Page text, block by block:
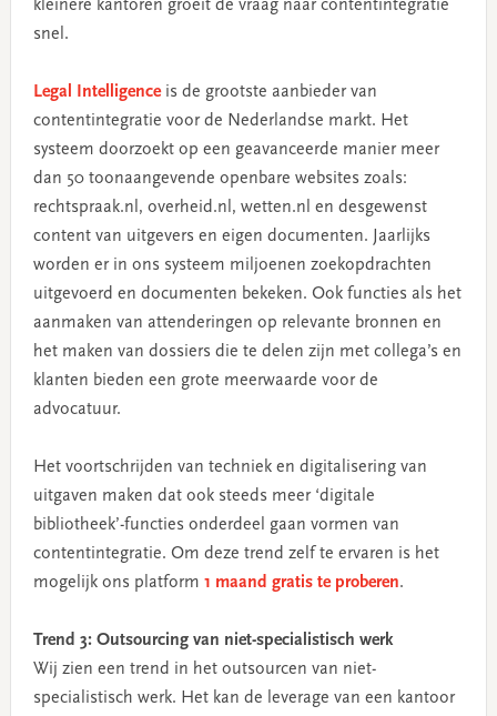
kleinere kantoren groeit de vraag naar contentintegratie
snel.
Legal Intelligenceis de grootste aanbieder van
contentintegratie voor de Nederlandse markt. Het
systeem doorzoekt op een geavanceerde manier meer
dan 50 toonaangevende openbare websites zoals:
rechtspraak.nl, overheid.nl, wetten.nl en desgewenst
content van uitgevers en eigen documenten. Jaarlijks
worden er in ons systeem miljoenen zoekopdrachten
uitgevoerd en documenten bekeken. Ook functies als het
aanmaken van attenderingen op relevante bronnen en
het maken van dossiers die te delen zijn met collega’s en
klanten bieden een grote meerwaarde voor de
advocatuur.
Het voortschrijden van techniek en digitalisering van
uitgaven maken dat ook steeds meer ‘digitale
bibliotheek’-functies onderdeel gaan vormen van
contentintegratie. Om deze trend zelf te ervaren is het
mogelijk ons platform 1 maand gratis te proberen.
Trend 3: Outsourcing van niet-specialistisch werk
Wij zien een trend in het outsourcen van niet-
specialistisch werk. Het kan de leverage van een kantoor